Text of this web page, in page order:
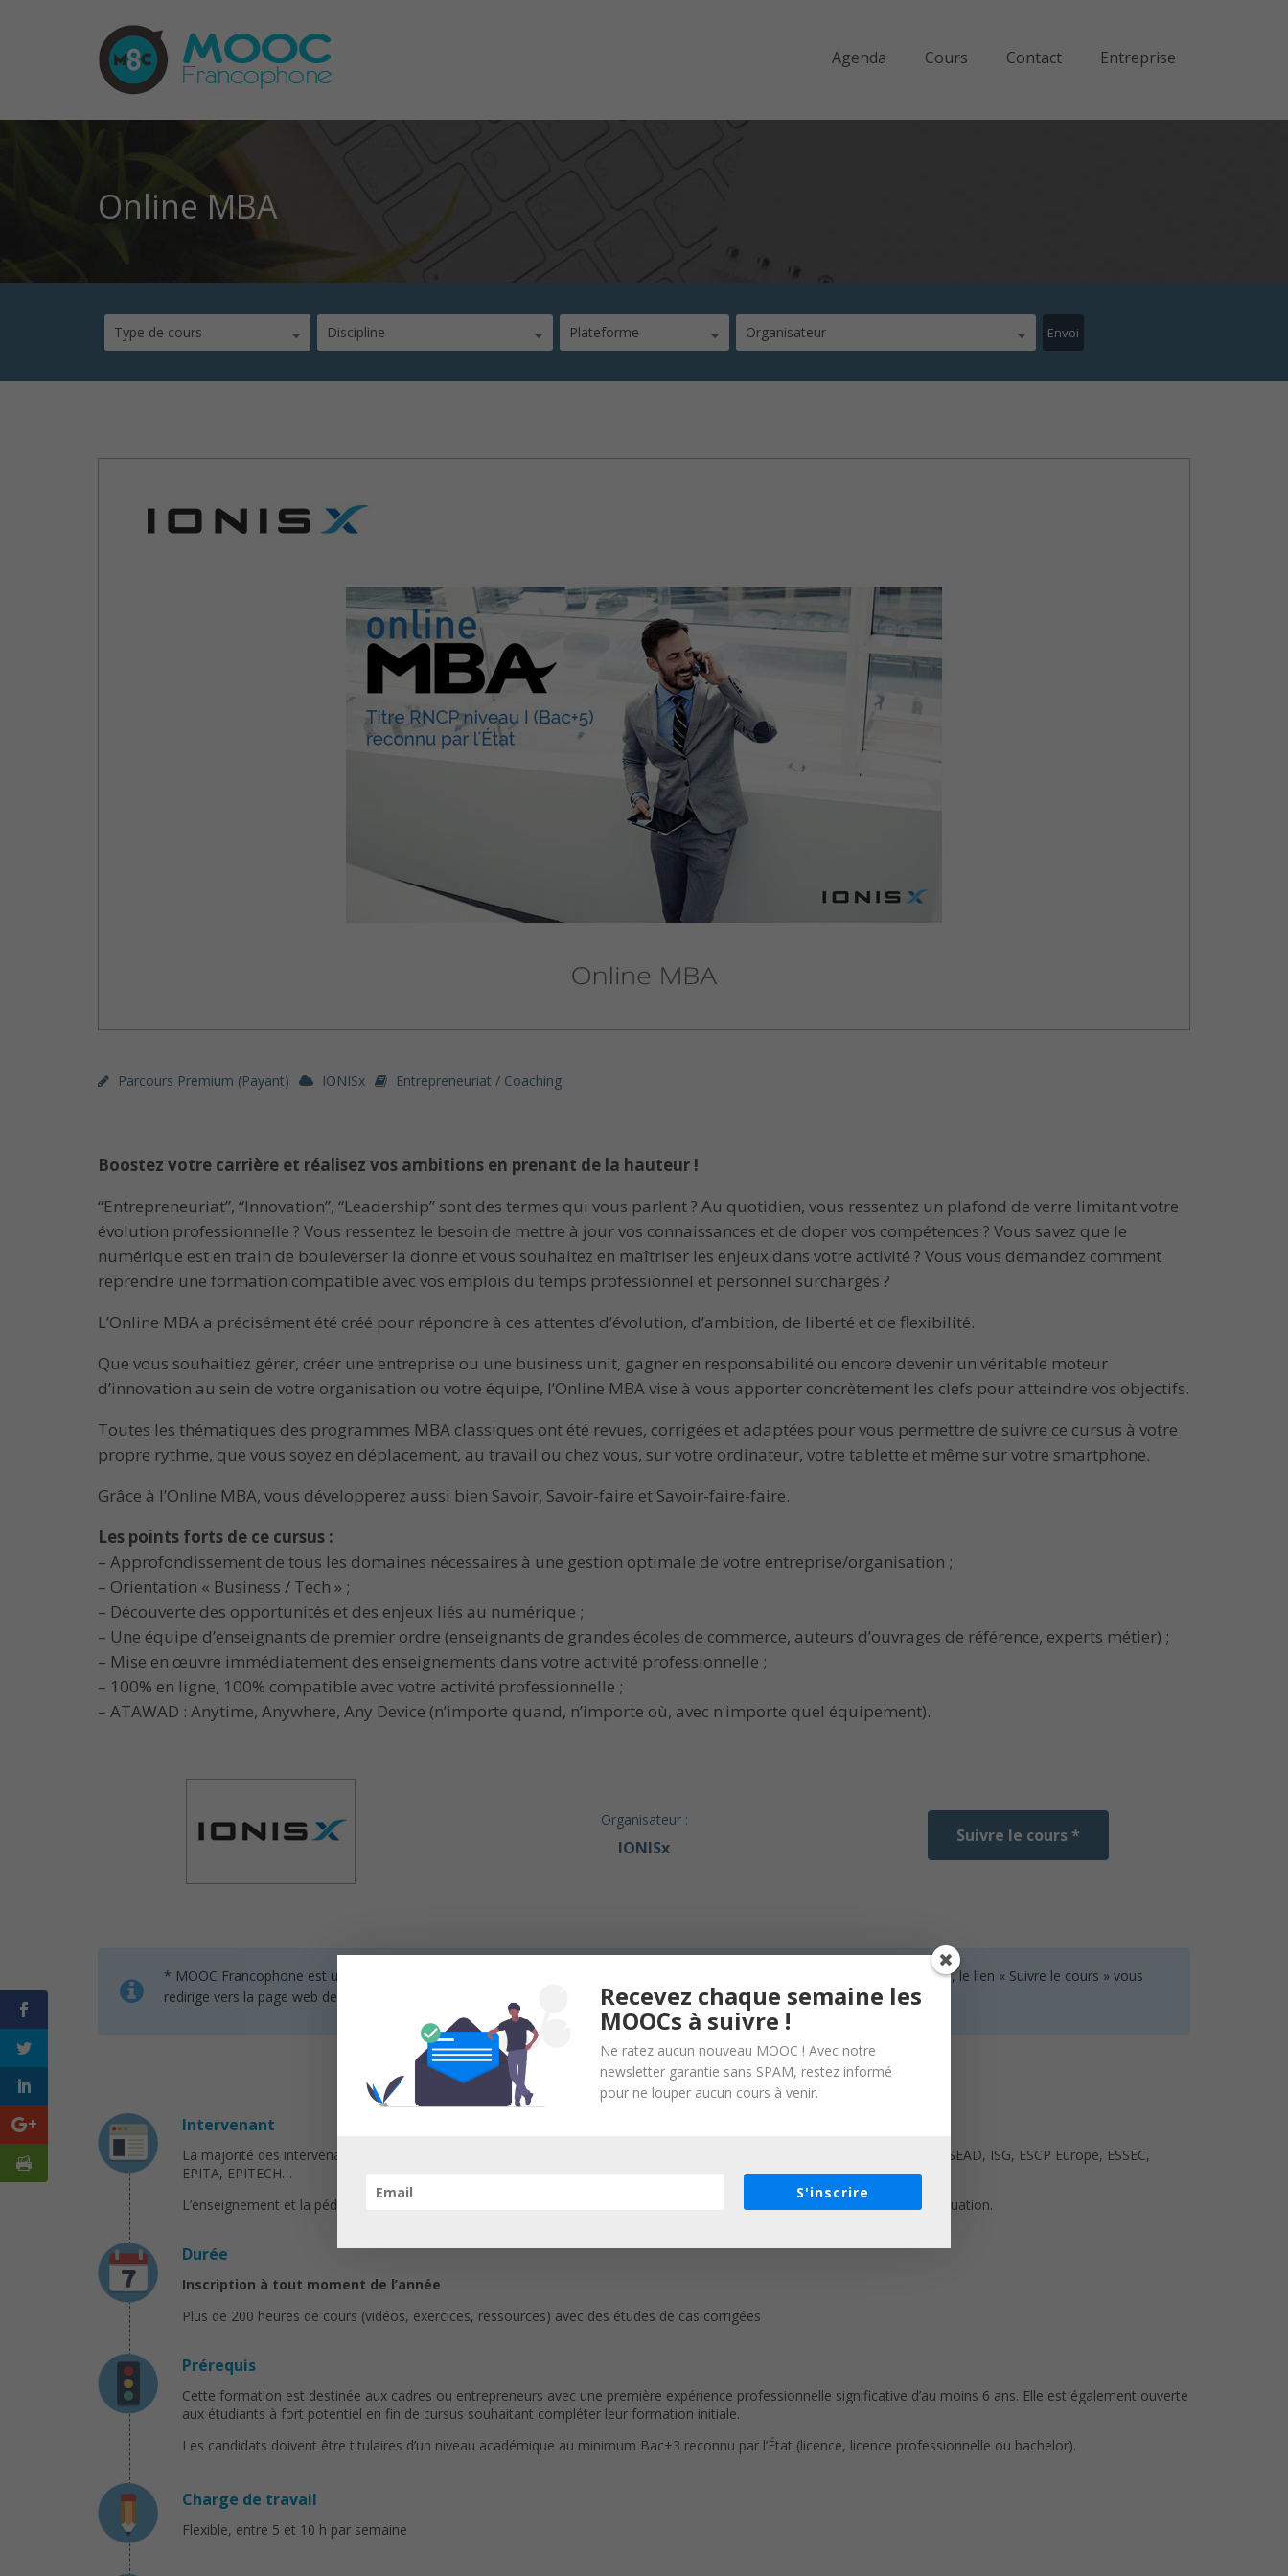
Agenda Cours Contact Entreprise
Online MBA
Type de cours Discipline Plateforme Organisateur
Parcours Premium (payant) IONISx Entrepreneuriat / Coaching
Boostez votre carrière et réalisez vos ambitions en prenant de la hauteur !
“Entrepreneuriat”, “Innovation”, “Leadership” sont des termes qui vous parlent ? Au quotidien, vous ressentez un plafond de verre limitant votre
évolution professionnelle ? Vous ressentez le besoin de mettre à jour vos connaissances et de doper vos compétences ? Vous savez que le
numérique est en train de bouleverser la donne et vous souhaitez en maîtriser les enjeux dans votre activité ? Vous vous demandez comment
reprendre une formation compatible avec vos emplois du temps professionnel et personnel surchargés ?
L’Online MBA a précisément été créé pour répondre à ces attentes d’évolution, d’ambition, de liberté et de flexibilité.
Que vous souhaitiez gérer, créer une entreprise ou une business unit, gagner en responsabilité ou encore devenir un véritable moteur
d’innovation au sein de votre organisation ou votre équipe, l’Online MBA vise à vous apporter concrètement les clefs pour atteindre vos objectifs.
Toutes les thématiques des programmes MBA classiques ont été revues, corrigées et adaptées pour vous permettre de suivre ce cursus à votre
propre rythme, que vous soyez en déplacement, au travail ou chez vous, sur votre ordinateur, votre tablette et même sur votre smartphone.
Grâce à l’Online MBA, vous développerez aussi bien Savoir, Savoir-faire et Savoir-faire-faire.
Les points forts de ce cursus :
– Approfondissement de tous les domaines nécessaires à une gestion optimale de votre entreprise/organisation ;
– Orientation « Business / Tech » ;
– Découverte des opportunités et des enjeux liés au numérique ;
– Une équipe d’enseignants de premier ordre (enseignants de grandes écoles de commerce, auteurs d’ouvrages de référence, experts métier) ;
– Mise en œuvre immédiatement des enseignements dans votre activité professionnelle ;
– 100% en ligne, 100% compatible avec votre activité professionnelle ;
– ATAWAD : Anytime, Anywhere, Any Device (n’importe quand, n’importe où, avec n’importe quel équipement).
Organisateur :
IONISx
Suivre le cours *
* MOOC Francophone est un service de mise en relation sans inscription et sans intermédiaire. Nous n’organisons aucun cours, le lien « Suivre le cours » vous
redirige vers la page web des organisateurs.
Intervenant
La majorité des intervenants ont un profil hybride entreprenariat et enseignement au sein des plus grandes Écoles : HEC, INSEAD, ISG, ESCP Europe, ESSEC,
EPITA, EPITECH…
L’enseignement et la pédagogie trouvent donc leurs sources dans la confrontation pratique avec la réalité du terrain et l’évaluation.
Durée
Inscription à tout moment de l’année
Plus de 200 heures de cours (vidéos, exercices, ressources) avec des études de cas corrigées
Prérequis
Cette formation est destinée aux cadres ou entrepreneurs avec une première expérience professionnelle significative d’au moins 6 ans. Elle est également ouverte
aux étudiants à fort potentiel en fin de cursus souhaitant compléter leur formation initiale.
Les candidats doivent être titulaires d’un niveau académique au minimum Bac+3 reconnu par l’État (licence, licence professionnelle ou bachelor).
Charge de travail
Flexible, entre 5 et 10 h par semaine
Recevez chaque semaine les
MOOCs à suivre !
Ne ratez aucun nouveau MOOC ! Avec notre
newsletter garantie sans SPAM, restez informé
pour ne louper aucun cours à venir.
S'inscrire